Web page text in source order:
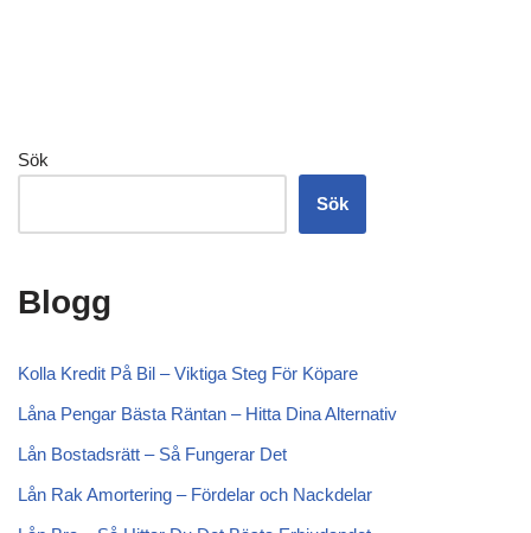
Sök
Sök
Blogg
Kolla Kredit På Bil – Viktiga Steg För Köpare
Låna Pengar Bästa Räntan – Hitta Dina Alternativ
Lån Bostadsrätt – Så Fungerar Det
Lån Rak Amortering – Fördelar och Nackdelar